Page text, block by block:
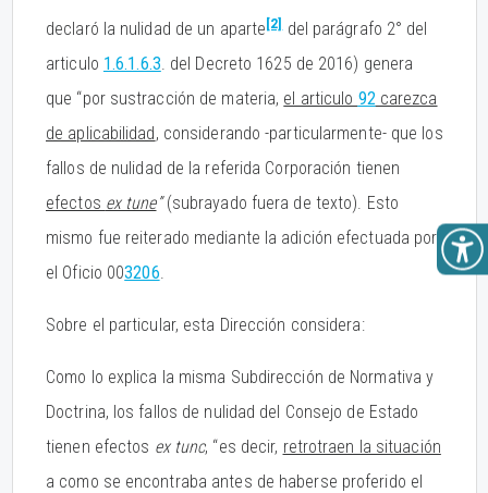
declaró la nulidad de un aparte[2]del parágrafo 2° del
articulo 1.6.1.6.3. del Decreto 1625 de 2016) genera
que “por sustracción de materia, el articulo 92carezca
de aplicabilidad, considerando -particularmente- que los
fallos de nulidad de la referida Corporación tienen
efectos ex tune”(subrayado fuera de texto). Esto
mismo fue reiterado mediante la adición efectuada por
el Oficio 003206.
Sobre el particular, esta Dirección considera:
Como lo explica la misma Subdirección de Normativa y
Doctrina, los fallos de nulidad del Consejo de Estado
tienen efectos ex tunc, “es decir, retrotraen la situación
a como se encontraba antes de haberse proferido el